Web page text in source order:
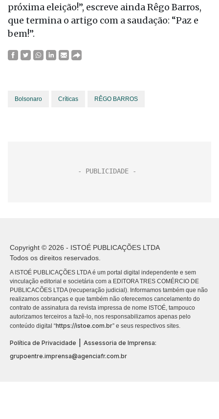
próxima eleição!”, escreve ainda Rêgo Barros,
que termina o artigo com a saudação: “Paz e
bem!”.
Bolsonaro Críticas RÊGO BARROS
Copyright © 2026 - ISTOÉ PUBLICAÇÕES LTDA
Todos os direitos reservados.
A ISTOÉ PUBLICAÇÕES LTDA é um portal digital independente e sem
vinculação editorial e societária com a EDITORA TRES COMÉRCIO DE
PUBLICACÕES LTDA (recuperação judicial). Informamos também que não
realizamos cobranças e que também não oferecemos cancelamento do
contrato de assinatura da revista impressa de nome ISTOÉ, tampouco
autorizamos terceiros a fazê-lo, nos responsabilizamos apenas pelo
conteúdo digital “https://istoe.com.br” e seus respectivos sites.
Política de Privacidade
Assessoria de Imprensa:
grupoentre.imprensa@agenciafr.com.br